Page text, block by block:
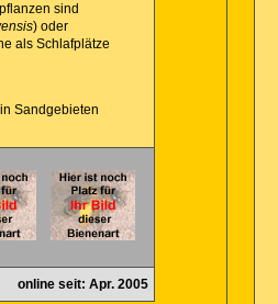
sind
) oder
als Schlafplätze
Sandgebieten
online seit: Apr. 2005